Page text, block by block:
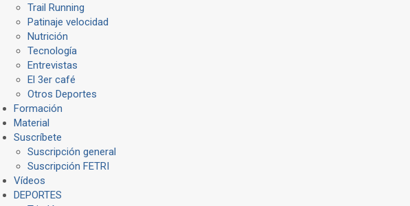
Trail Running
Patinaje velocidad
Nutrición
Tecnología
Entrevistas
El 3er café
Otros Deportes
Formación
Material
Suscríbete
Suscripción general
Suscripción FETRI
Vídeos
DEPORTES